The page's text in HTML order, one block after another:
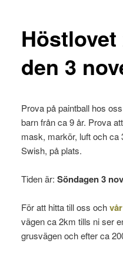
den 3
Prova på paintball hos
barn från ca 9 år. Prova
mask, markör, luft och ca
Swish, på plats.
Tiden är: Söndagen 3
För att hitta till oss och
vägen ca 2km tills ni ser
grusvägen och efter ca